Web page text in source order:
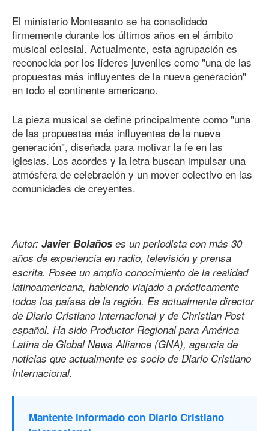
El ministerio Montesanto se ha consolidado
firmemente durante los últimos años en el ámbito
musical eclesial. Actualmente, esta agrupación es
reconocida por los líderes juveniles como "una de las
propuestas más influyentes de la nueva generación"
en todo el continente americano.
La pieza musical se define principalmente como "una
de las propuestas más influyentes de la nueva
generación", diseñada para motivar la fe en las
iglesias. Los acordes y la letra buscan impulsar una
atmósfera de celebración y un mover colectivo en las
comunidades de creyentes.
Autor: Javier Bolañoses un periodista con más 30
años de experiencia en radio, televisión y prensa
escrita. Posee un amplio conocimiento de la realidad
latinoamericana, habiendo viajado a prácticamente
todos los países de la región. Es actualmente director
de Diario Cristiano Internacional y de Christian Post
español. Ha sido Productor Regional para América
Latina de Global News Alliance (GNA), agencia de
noticias que actualmente es socio de Diario Cristiano
Internacional.
Mantente informado con Diario Cristiano